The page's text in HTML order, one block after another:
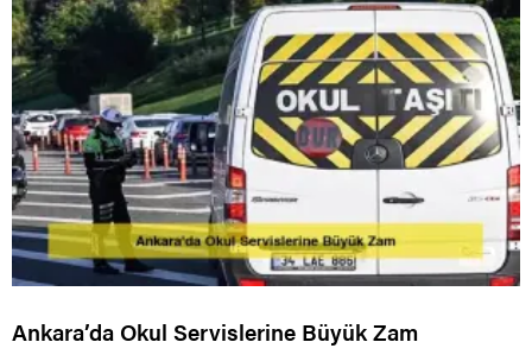
Ankara’da Okul Servislerine Büyük Zam